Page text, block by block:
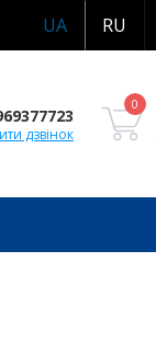
UA RU
дзвінок
0